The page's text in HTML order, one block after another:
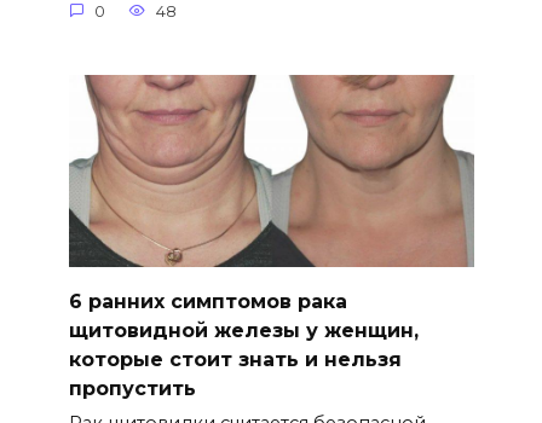
0 48
6 ранних симптомов рака
щитовидной железы у женщин,
которые стоит знать и нельзя
пропустить